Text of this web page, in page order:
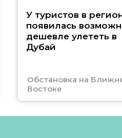
У туристов в
появилась
дешевле улететь в
Дубай
Обстановка на
Востоке